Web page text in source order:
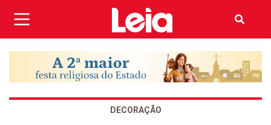
DECORAÇÃO